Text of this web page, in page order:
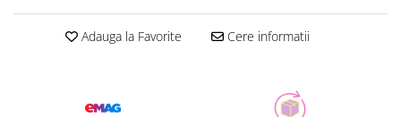
Adauga la Favorite Cere informatii